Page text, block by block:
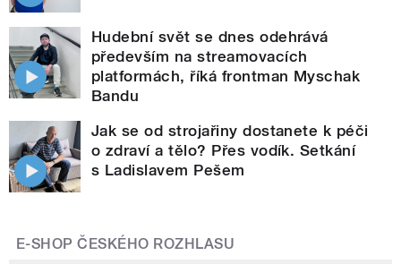
Hudební svět se dnes odehrává
především na streamovacích
platformách, říká frontman Myschak
Bandu
Jak se od strojařiny dostanete k péči
o zdraví a tělo? Přes vodík. Setkání
s Ladislavem Pešem
E-SHOP ČESKÉHO ROZHLASU